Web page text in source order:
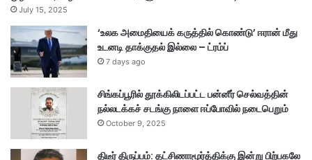
July 15, 2025
‘உலக அமைதியைக் கருத்தில் கொண்டு’ ஈரான் மீது
உடனடி தாக்குதல் இல்லை – ட்ரம்ப்
7 days ago
சிங்கப்பூரில் தூக்கிலிடப்பட்ட பன்னீர் செல்வத்தின்
நல்லடக்கச் சடங்கு நாளை ஈப்போவில் நடைபெறும்
October 9, 2025
திடீர் திருப்பம்: தட்சிணாமூர்த்திக்கு இன்று பிற்பகலே